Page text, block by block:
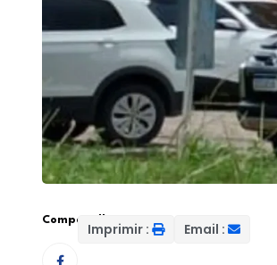
Compartilhar:
Imprimir : Email :